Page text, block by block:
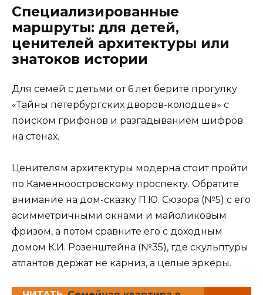
Специализированные
маршруты: для детей,
ценителей архитектуры или
знатоков истории
Для семей с детьми от 6 лет берите прогулку
«Тайны петербургских дворов-колодцев» с
поиском грифонов и разгадыванием шифров
на стенах.
Ценителям архитектуры модерна стоит пройти
по Каменноостровскому проспекту. Обратите
внимание на дом-сказку П.Ю. Сюзора (№5) с его
асимметричными окнами и майоликовым
фризом, а потом сравните его с доходным
домом К.И. Розенштейна (№35), где скульптуры
атлантов держат не карниз, а целые эркеры.